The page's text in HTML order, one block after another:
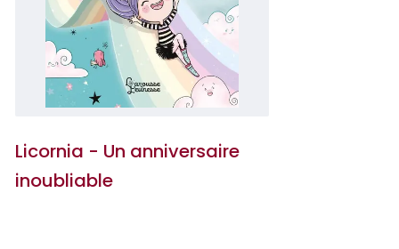
Licornia - Un anniversaire
inoubliable